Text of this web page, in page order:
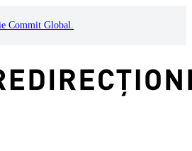
Commit Global.